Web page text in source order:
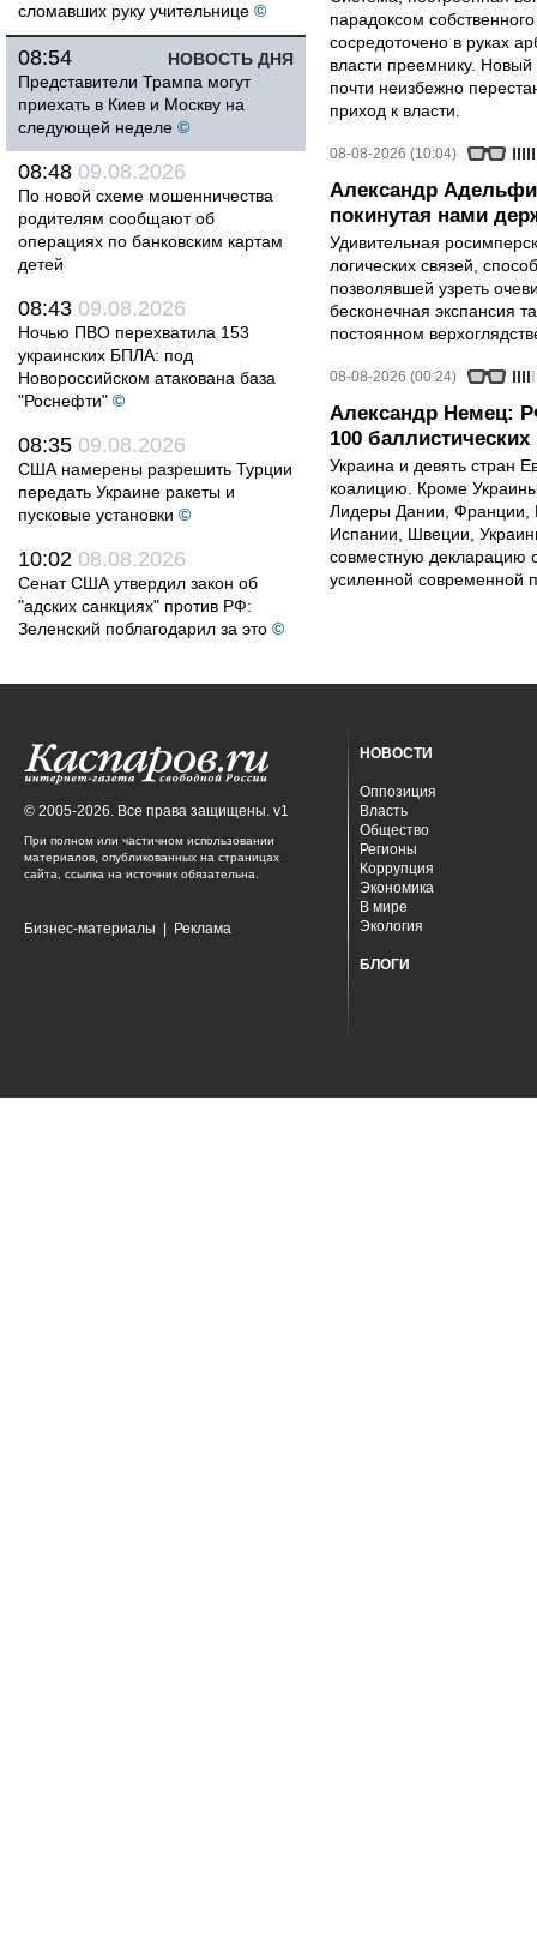
сломавших руку учительнице ©
НОВОСТЬ ДНЯ
08:54
Представители Трампа могут
приехать в Киев и Москву на
следующей неделе ©
08:48 09.08.2026
По новой схеме мошенничества
родителям сообщают об
операциях по банковским картам
детей
08:43 09.08.2026
Ночью ПВО перехватила 153
украинских БПЛА: под
Новороссийском атакована база
"Роснефти" ©
08:35 09.08.2026
США намерены разрешить Турции
передать Украине ракеты и
пусковые установки ©
10:02 08.08.2026
Сенат США утвердил закон об
"адских санкциях" против РФ:
Зеленский поблагодарил за это ©
парадоксом
сосредоточено в руках
власти преемнику.
почти неизбежно
приход к власти.
08-08-2026 (10:04)
Александр
покинутая нами
Удивительная
логических связей,
позволявшей узреть
бесконечная экспансия
постоянном
08-08-2026 (00:24)
Александр Немец:
100 баллистических
Украина и девять стран
коалицию. Кроме
Лидеры Дании, Франции,
Испании, Швеции,
совместную декларацию
усиленной современной
© 2005-2026. Все права защищены. v1
При полном или частичном использовании
материалов, опубликованных на страницах
сайта, ссылка на источник обязательна.
Бизнес-материалы Реклама
НОВОСТИ
Оппозиция
Власть
Общество
Регионы
Коррупция
Экономика
В мире
Экология
БЛОГИ